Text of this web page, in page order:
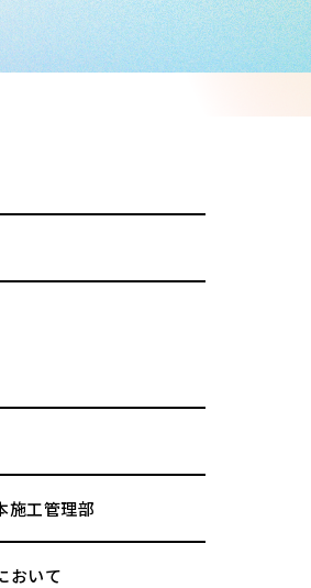
施工管理部
おいて